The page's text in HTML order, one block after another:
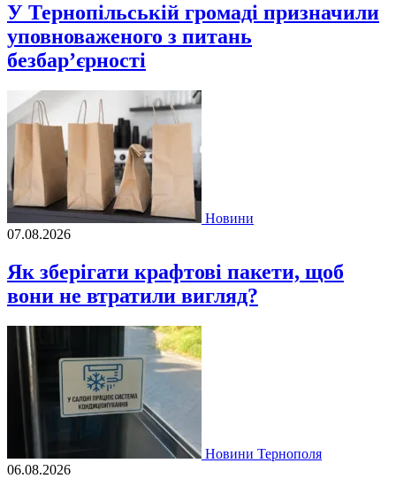
У Тернопільській громаді призначили
уповноваженого з питань
безбар’єрності
Новини
07.08.2026
Як зберігати крафтові пакети, щоб
вони не втратили вигляд?
Новини Тернополя
06.08.2026